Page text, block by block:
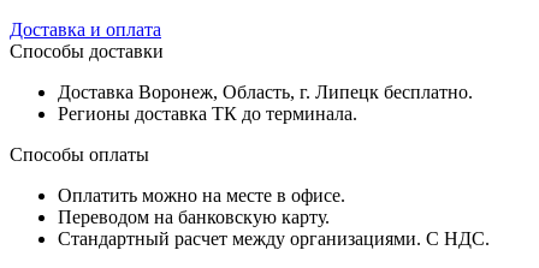
Доставка и оплата
Способы доставки
Доставка Воронеж, Область, г. Липецк бесплатно.
Регионы доставка ТК до терминала.
Способы оплаты
Оплатить можно на месте в офисе.
Переводом на банковскую карту.
Стандартный расчет между организациями. С НДС.